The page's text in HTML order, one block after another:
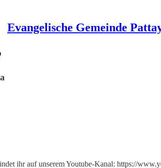
Evangelische Gemeinde
ihr auf unserem Youtube-Kanal: https://